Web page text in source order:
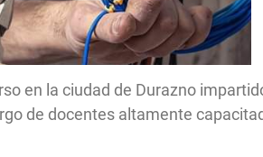
en la ciudad de Durazno
de docentes altamente